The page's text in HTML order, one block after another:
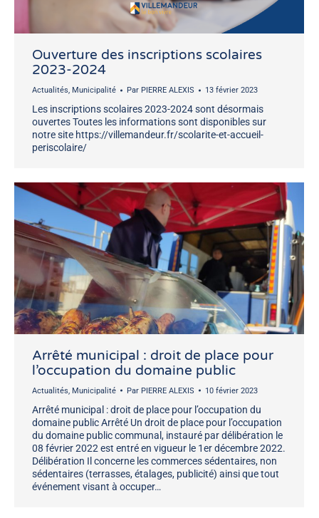
Ouverture des inscriptions scolaires
2023-2024
Actualités, Municipalité Par PIERRE ALEXIS 13 février 2023
Les inscriptions scolaires 2023-2024 sont désormais
ouvertes Toutes les informations sont disponibles sur
notre site https://villemandeur.fr/scolarite-et-accueil-
periscolaire/
Arrêté municipal : droit de place pour
l’occupation du domaine public
Actualités, Municipalité Par PIERRE ALEXIS 10 février 2023
Arrêté municipal : droit de place pour l’occupation du
domaine public Arrêté Un droit de place pour l’occupation
du domaine public communal, instauré par délibération le
08 février 2022 est entré en vigueur le 1er décembre 2022.
Délibération Il concerne les commerces sédentaires, non
sédentaires (terrasses, étalages, publicité) ainsi que tout
événement visant à occuper…